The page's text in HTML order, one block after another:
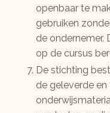
openbaar te
gebruiken
de
op de cursus
De stichting
de geleverde